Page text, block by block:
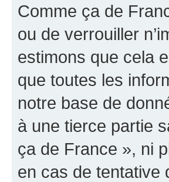
Comme ça de
ou de verrouiller
estimons que cela
que toutes les
notre base de
à une tierce partie
ça de France », ni
en cas de tentative